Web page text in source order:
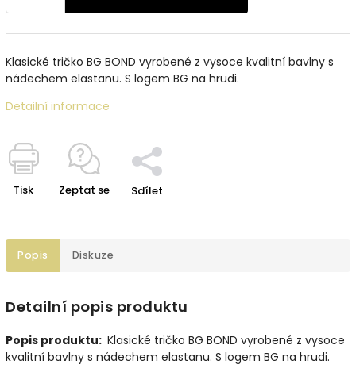
Klasické tričko BG BOND vyrobené z vysoce kvalitní bavlny s
nádechem elastanu. S logem BG na hrudi.
Detailní informace
Tisk Zeptat se Sdílet
Popis Diskuze
Detailní popis produktu
Popis produktu: Klasické tričko BG BOND vyrobené z vysoce
kvalitní bavlny s nádechem elastanu. S logem BG na hrudi.